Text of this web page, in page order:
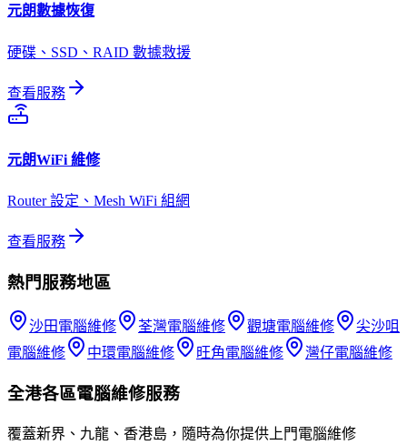
元朗數據恢復
硬碟、SSD、RAID 數據救援
查看服務
元朗WiFi 維修
Router 設定、Mesh WiFi 組網
查看服務
熱門服務地區
沙田電腦維修 荃灣電腦維修 觀塘電腦維修
尖沙咀
電腦維修
中環電腦維修 旺角電腦維修 灣仔電腦維修
全港各區電腦維修服務
覆蓋新界、九龍、香港島，隨時為你提供上門電腦維修